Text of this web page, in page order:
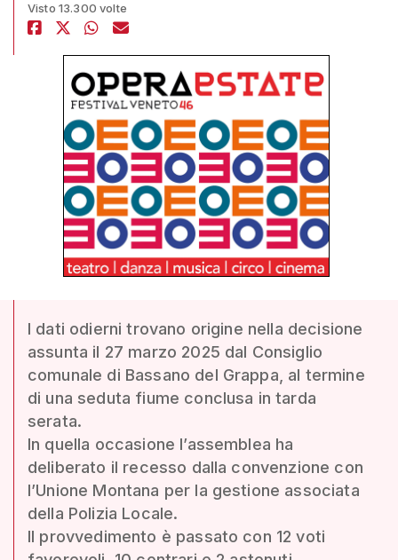
Visto 13.300 volte
I dati odierni trovano origine nella decisione
assunta il 27 marzo 2025 dal Consiglio
comunale di Bassano del Grappa, al termine
di una seduta fiume conclusa in tarda
serata.
In quella occasione l’assemblea ha
deliberato il recesso dalla convenzione con
l’Unione Montana per la gestione associata
della Polizia Locale.
Il provvedimento è passato con 12 voti